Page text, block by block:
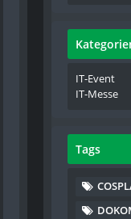
IT-Event
IT-Messe
Tags